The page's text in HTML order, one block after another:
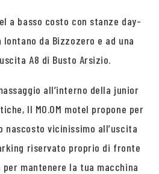
a basso costo con stanze day-
lontano da Bizzozero e ad una
A8 di Busto Arsizio.
all’interno della junior
Il MO.OM motel propone per
nascosto vicinissimo all’uscita
riservato proprio di fronte
per mantenere la tua macchina